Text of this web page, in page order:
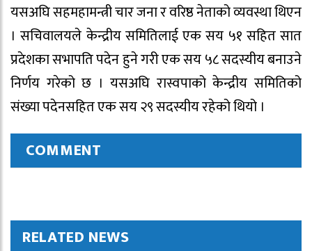
यसअघि सहमहामन्त्री चार जना र वरिष्ठ नेताको व्यवस्था थिएन
। सचिवालयले केन्द्रीय समितिलाई एक सय ५१ सहित सात
प्रदेशका सभापति पदेन हुने गरी एक सय ५८ सदस्यीय बनाउने
निर्णय गरेको छ । यसअघि रास्वपाको केन्द्रीय समितिको
संख्या पदेनसहित एक सय २९ सदस्यीय रहेको थियो ।
COMMENT
RELATED NEWS